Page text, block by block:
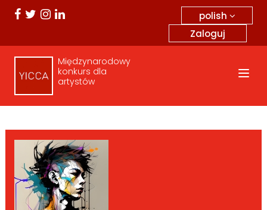
polish
Zaloguj
Międzynarodowy
konkurs dla
artystów